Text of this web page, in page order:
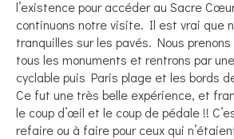
l’existence pour accéder au Sacre
continuons notre visite. Il est vrai que
tranquilles sur les pavés. Nous
tous les monuments et rentrons par
cyclable puis Paris plage et les bords
Ce fut une très belle expérience, et
le coup d’œil et le coup de pédale !!
refaire ou à faire pour ceux qui